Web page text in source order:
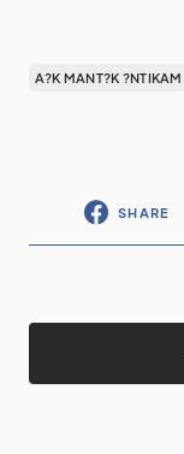
A?K MANT?K ?NTIKAM
SHARE